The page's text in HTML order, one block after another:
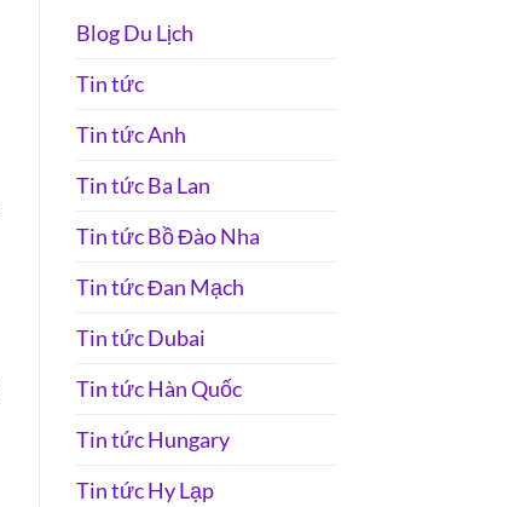
Blog Du Lịch
Tin tức
Tin tức Anh
Tin tức Ba Lan
Tin tức Bồ Đào Nha
Tin tức Đan Mạch
Tin tức Dubai
Tin tức Hàn Quốc
Tin tức Hungary
Tin tức Hy Lạp